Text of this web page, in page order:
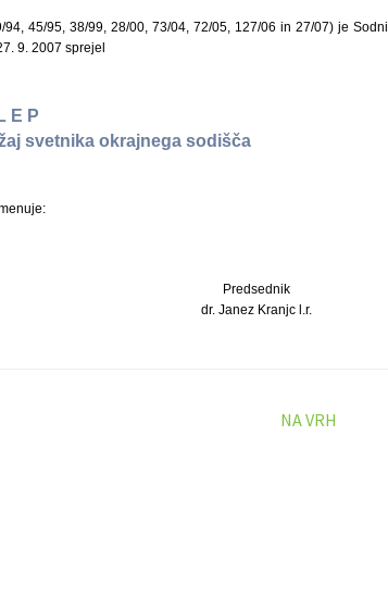
45/95, 38/99, 28/00, 73/04, 72/05, 127/06 in 27/07) je Sodni
9. 2007 sprejel
E P
svetnika okrajnega sodišča
Predsednik
dr. Janez Kranjc l.r.
NA VRH